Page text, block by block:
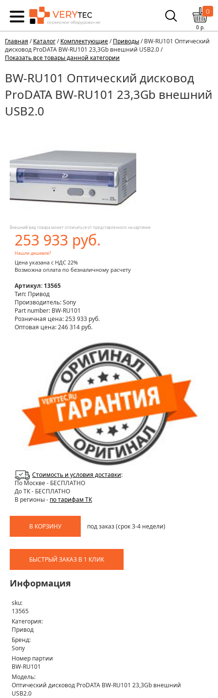
0
0р.
Главная /Каталог/Комплектующие/Приводы/ BW-RU101 Оптический
дисковод ProDATA BW-RU101 23,3Gb внешний USB2.0 /
Показать все товары данной категории
BW-RU101 Оптический дисковод
ProDATA BW-RU101 23,3Gb внешний
USB2.0
Внешний вид товара может отличаться от представленного на картинке
253 933 руб.
Нашли дешевле?
Цена указана с НДС 22%
Возможна оплата по безналичному расчету
Артикул: 13565
Тип: Привод
Производитель: Sony
Part number: BW-RU101
Розничная цена:253 933 руб.
Оптовая цена: 246 314 руб.
Стоимость и условия доставки:
По Москве- БЕСПЛАТНО
До ТК - БЕСПЛАТНО
В регионы - по тарифам ТК
В КОРЗИНУ под заказ (срок 3-4 недели)
БЫСТРЫЙ ЗАКАЗ В 1 КЛИК
Информация
sku:
13565
Категория:
Привод
Бренд:
Sony
Номер партии
BW-RU101
Модель:
Оптический дисковод ProDATA BW-RU101 23,3Gb внешний
USB2.0